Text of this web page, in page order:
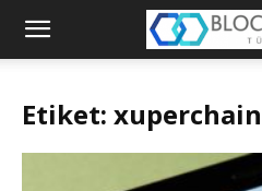
Blockchain
Etiket: xuperchain